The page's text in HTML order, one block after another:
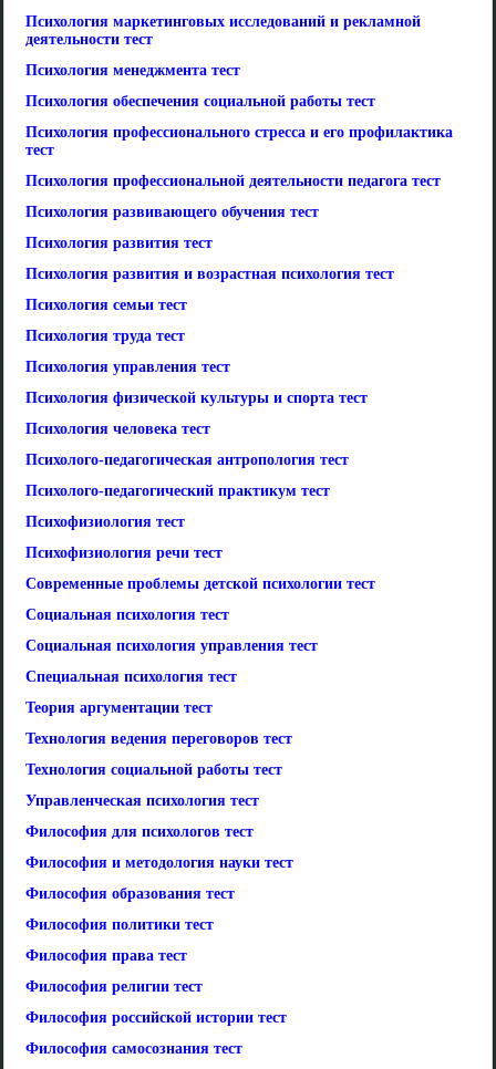
Психология маркетинговых исследований и рекламной
деятельности тест
Психология менеджмента тест
Психология обеспечения социальной работы тест
Психология профессионального стресса и его профилактика
тест
Психология профессиональной деятельности педагога тест
Психология развивающего обучения тест
Психология развития тест
Психология развития и возрастная психология тест
Психология семьи тест
Психология труда тест
Психология управления тест
Психология физической культуры и спорта тест
Психология человека тест
Психолого-педагогическая антропология тест
Психолого-педагогический практикум тест
Психофизиология тест
Психофизиология речи тест
Современные проблемы детской психологии тест
Социальная психология тест
Социальная психология управления тест
Специальная психология тест
Теория аргументации тест
Технология ведения переговоров тест
Технология социальной работы тест
Управленческая психология тест
Философия для психологов тест
Философия и методология науки тест
Философия образования тест
Философия политики тест
Философия права тест
Философия религии тест
Философия российской истории тест
Философия самосознания тест